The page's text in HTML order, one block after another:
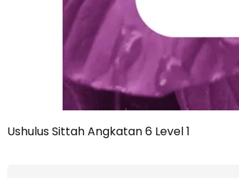
Ushulus Sittah Angkatan 6 Level 1